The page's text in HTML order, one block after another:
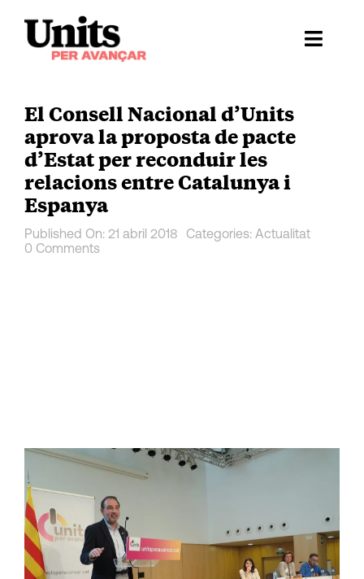
content
El Consell Nacional d’Units
aprova la proposta de pacte
d’Estat per reconduir les
relacions entre Catalunya i
Espanya
Published On: 21 abril 2018 Categories: Actualitat
0 Comments